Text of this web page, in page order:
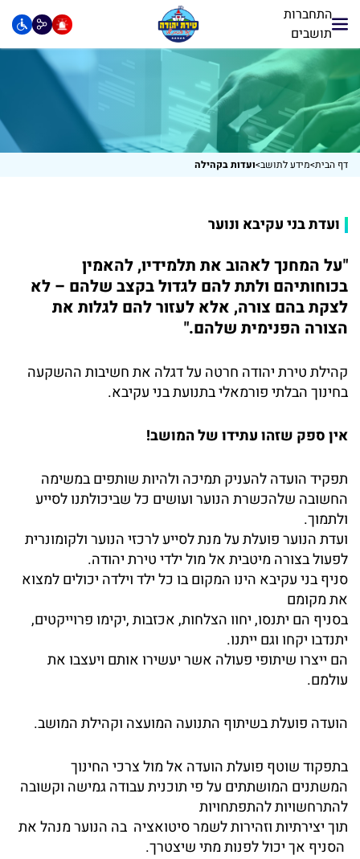
התחברות
תושבים
דף הבית>מידע לתושב>ועדות בקהילה
ועדת בני עקיבא ונוער
"על המחנך לאהוב את תלמידיו, להאמין
בכוחותיהם ולתת להם לגדול בקצב שלהם – לא
לצקת בהם צורה, אלא לעזור להם לגלות את
הצורה הפנימית שלהם."
קהילת טירת יהודה חרטה על דגלה את חשיבות ההשקעה
בחינוך הבלתי פורמאלי בתנועת בני עקיבא.
אין ספק שזהו עתידו של המושב!
תפקיד הועדה להעניק תמיכה ולהיות שותפים במשימה
החשובה שלהכשרת הנוער ועושים כל שביכולתנו לסייע
ולתמוך.
ועדת הנוער פועלת על מנת לסייע לרכזי הנוער ולקומונרית
לפעול בצורה מיטבית אל מול ילדי טירת יהודה.
סניף בני עקיבא הינו המקום בו כל ילד וילדה יכולים למצוא
את מקומם
בסניף הם יתנסו, יחוו הצלחות, אכזבות ,יקימו פרוייקטים,
יתנדבו יקחו וגם ייתנו.
הם ייצרו שיתופי פעולה אשר יעשירו אותם ויעצבו את
עולמם.
הועדה פועלת בשיתוף התנועה המועצה וקהילת המושב.
בתפקוד שוטף פועלת הועדה אל מול צרכי החינוך
המשתנים המושתתים על פי תוכנית עבודה גמישה וקשובה
להתרחשויות להתפתחויות
תוך יצירתיות וזהירות לשמר סיטואציה בה הנוער מנהל את
הסניף אך יכול לפנות מתי שיצטרך.